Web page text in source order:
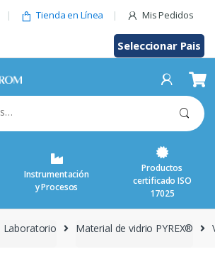
Tienda en Línea Mis Pedidos
Seleccionar Pais
Instrumentación
y Procesos
Productos
certificado ISO
17025
Laboratorio Material de vidrio PYREX®